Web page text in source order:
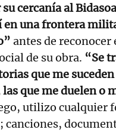
cercanía al Bidasoa
en una frontera
antes de reconocer
de su obra. “Se
que me
que me duelen o
utilizo cualquier
canciones,